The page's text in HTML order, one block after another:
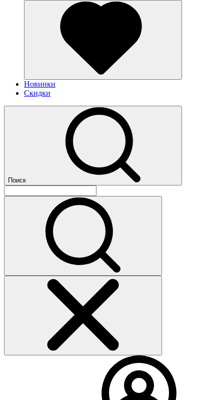
Новинки
Скидки
Поиск